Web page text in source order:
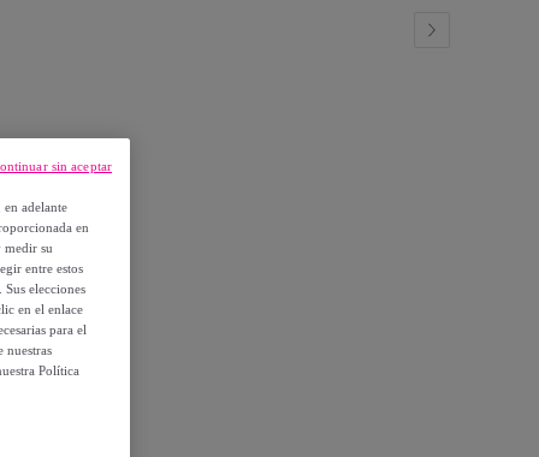
adelante
en
medir su
entre estos
elecciones
en el enlace
para el
nuestras
Política
sin aceptar